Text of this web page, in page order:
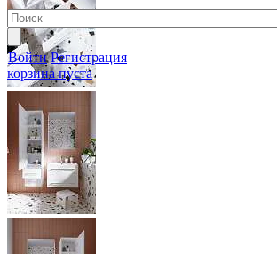
Войти Регистрация
корзина пуста